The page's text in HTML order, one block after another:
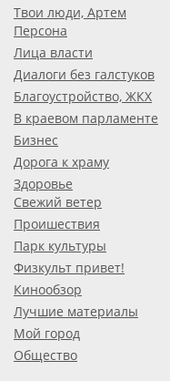
Твои люди, Артем
Персона
Лица власти
Диалоги без галстуков
Благоустройство, ЖКХ
В краевом парламенте
Бизнес
Дорога к храму
Здоровье
Свежий ветер
Проишествия
Парк культуры
Физкульт привет!
Кинообзор
Лучшие материалы
Мой город
Общество